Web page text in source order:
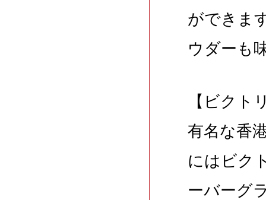
ができま
ウダーも
【ビクト
有名な香
にはビク
ーバーグ